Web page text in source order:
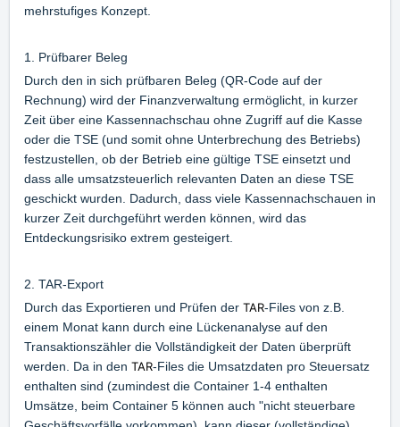
mehrstufiges Konzept.
1. Prüfbarer Beleg
Durch den in sich prüfbaren Beleg (QR-Code auf der
Rechnung) wird der Finanzverwaltung ermöglicht, in kurzer
Zeit über eine Kassennachschau ohne Zugriff auf die Kasse
oder die TSE (und somit ohne Unterbrechung des Betriebs)
festzustellen, ob der Betrieb eine gültige TSE einsetzt und
dass alle umsatzsteuerlich relevanten Daten an diese TSE
geschickt wurden. Dadurch, dass viele Kassennachschauen in
kurzer Zeit durchgeführt werden können, wird das
Entdeckungsrisiko extrem gesteigert.
2. TAR-Export
Durch das Exportieren und Prüfen der TAR-Files von z.B.
einem Monat kann durch eine Lückenanalyse auf den
Transaktionszähler die Vollständigkeit der Daten überprüft
werden. Da in den TAR-Files die Umsatzdaten pro Steuersatz
enthalten sind (zumindest die Container 1-4 enthalten
Umsätze, beim Container 5 können auch "nicht steuerbare